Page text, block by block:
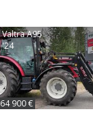
Valtra A95
'24
64 900 €